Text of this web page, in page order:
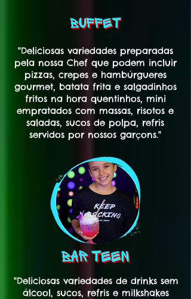
"Deliciosas variedades preparadas
pela nossa Chef que podem incluir
pizzas, crepes e hambúrgueres
gourmet, batata frita e salgadinhos
fritos na hora quentinhos, mini
empratados com massas, risotos e
saladas, sucos de polpa, refris
servidos por nossos garçons."
"Deliciosas variedades de drinks sem
álcool, sucos, refris e milkshakes